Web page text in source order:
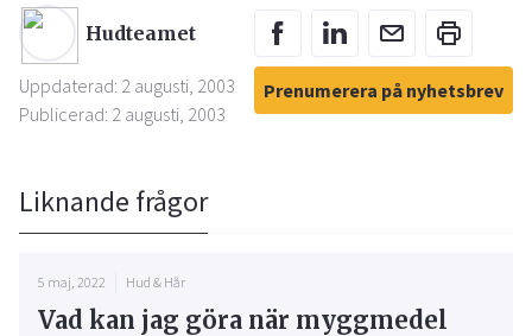
Hudteamet
Uppdaterad: 2 augusti, 2003
Publicerad: 2 augusti, 2003
Prenumerera på nyhetsbrev
Liknande frågor
5 maj, 2022 Hud & Hår
Vad kan jag göra när myggmedel